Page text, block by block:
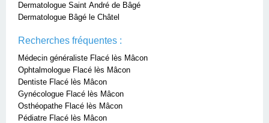
Dermatologue Saint André de Bâgé
Dermatologue Bâgé le Châtel
Recherches fréquentes :
Médecin généraliste Flacé lès Mâcon
Ophtalmologue Flacé lès Mâcon
Dentiste Flacé lès Mâcon
Gynécologue Flacé lès Mâcon
Osthéopathe Flacé lès Mâcon
Pédiatre Flacé lès Mâcon